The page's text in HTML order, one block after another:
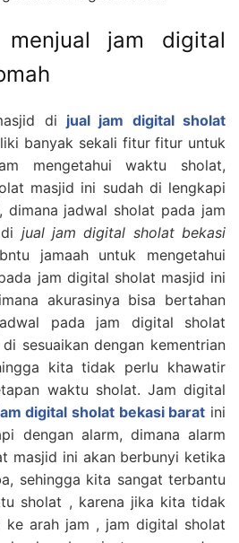
jam digital
di jual jam digital sholat
banyak sekali fitur fitur untuk
mengetahui waktu sholat,
masjid ini sudah di lengkapi
dimana jadwal sholat pada jam
jual jam digital sholat bekasi
jamaah untuk mengetahui
jam digital sholat masjid ini
akurasinya bisa bertahan
pada jam digital sholat
sesuaikan dengan kementrian
kita tidak perlu khawatir
waktu sholat. Jam digital
digital sholat bekasi barat ini
dengan alarm, dimana alarm
masjid ini akan berbunyi ketika
sehingga kita sangat terbantu
sholat , karena jika kita tidak
ke arah jam , jam digital sholat